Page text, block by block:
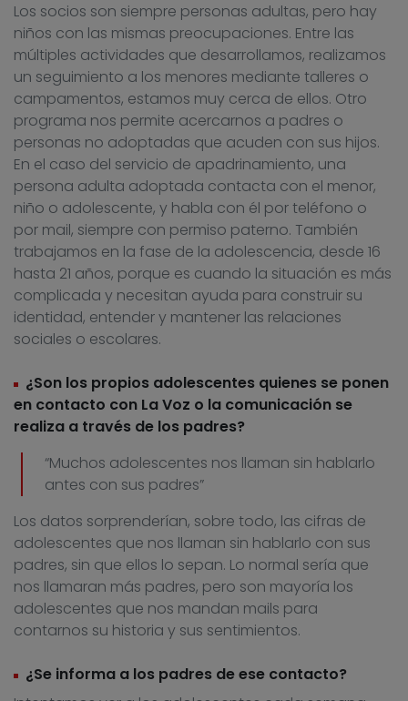
Los socios son siempre personas adultas, pero hay
niños con las mismas preocupaciones. Entre las
múltiples actividades que desarrollamos, realizamos
un seguimiento a los menores mediante talleres o
campamentos, estamos muy cerca de ellos. Otro
programa nos permite acercarnos a padres o
personas no adoptadas que acuden con sus hijos.
En el caso del servicio de apadrinamiento, una
persona adulta adoptada contacta con el menor,
niño o adolescente, y habla con él por teléfono o
por mail, siempre con permiso paterno. También
trabajamos en la fase de la adolescencia, desde 16
hasta 21 años, porque es cuando la situación es más
complicada y necesitan ayuda para construir su
identidad, entender y mantener las relaciones
sociales o escolares.
¿Son los propios adolescentes quienes se ponen
en contacto con La Voz o la comunicación se
realiza a través de los padres?
“Muchos adolescentes nos llaman sin hablarlo
antes con sus padres”
Los datos sorprenderían, sobre todo, las cifras de
adolescentes que nos llaman sin hablarlo con sus
padres, sin que ellos lo sepan. Lo normal sería que
nos llamaran más padres, pero son mayoría los
adolescentes que nos mandan mails para
contarnos su historia y sus sentimientos.
¿Se informa a los padres de ese contacto?